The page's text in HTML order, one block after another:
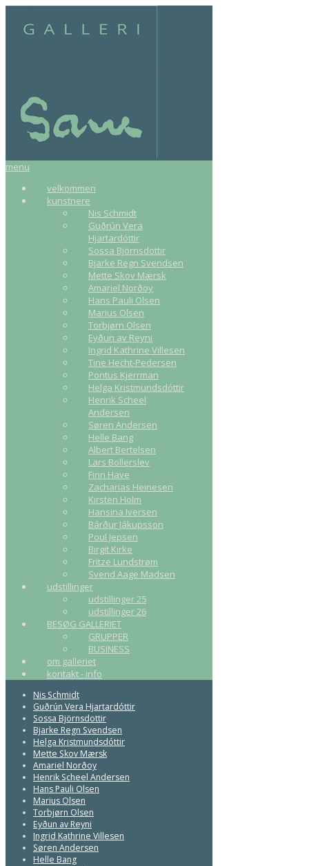
menu
velkommen
kunstnere
Nis Schmidt
Guðrún Vera
Hjartardóttir
Sossa Björnsdottir
Bjarke Regn Svendsen
Mette Skov Mærsk
Amariel Norðoy
Hans Pauli Olsen
Marius Olsen
Torbjørn Olsen
Eyðun av Reyni
Ingrid Kathrine Villesen
Tine Hecht-Pedersen
Pontus Kjerrman
Helga Kristmundsdóttir
Henrik Scheel
Andersen
Søren Andersen
Helle Bang
Albert Bertelsen
Lars Bollerslev
Finn Have
Zacharias Heinesen
Kirsten Holm
Hansina Iversen
Bárður Jákupsson
Poul Jepsen
Birgit Kirke
Fritze Lundstrøm
Svend Aage Madsen
udstillinger
udstillinger 25
udstillinger 26
BESØG GALLERIET
GRUPPER
BUSINESS
om galleriet
kontakt - info
Nis Schmidt
Guðrún Vera Hjartardóttir
Sossa Björnsdottir
Bjarke Regn Svendsen
Helga Kristmundsdóttir
Mette Skov Mærsk
Amariel Norðoy
Henrik Scheel Andersen
Hans Pauli Olsen
Marius Olsen
Torbjørn Olsen
Eyðun av Reyni
Ingrid Kathrine Villesen
Søren Andersen
Helle Bang